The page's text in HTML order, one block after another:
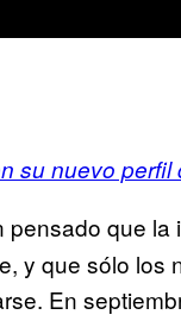
su nuevo perfil
que la
y que sólo los
En